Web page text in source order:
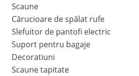
Scaune
Cărucioare de spălat rufe
Slefuitor de pantofi electric
Suport pentru bagaje
Decoratiuni
Scaune tapitate